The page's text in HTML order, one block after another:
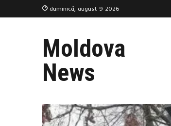
duminică, august 9 2026
Moldova
News